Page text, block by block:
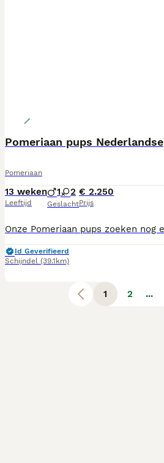
Pomeriaan pups Nederlandse
Pomeriaan
13 weken
Leeftijd
1 2
Geslacht
€ 2.250
Prijs
Id Geverifieerd
Schijndel (39.1km)
1 2 ...